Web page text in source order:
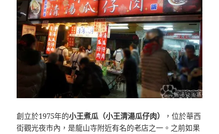
創立於1975年的小王煮瓜（小王清湯瓜仔肉）
，位於華西
街觀光夜市內，是龍山寺附近有名的老店之一。之前如果